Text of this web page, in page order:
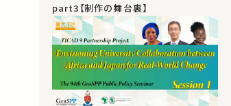
part3【制作の舞台裏】